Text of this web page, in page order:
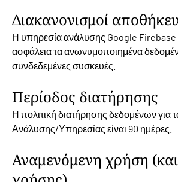
Διακανονισμοί
Η υπηρεσία ανάλυσης Google Firebase
ασφάλεια τα ανωνυμοποιημένα
συνδεδεμένες συσκευές.
Περίοδος διατήρησης
Η πολιτική διατήρησης δεδομένων για
Ανάλυσης/Υπηρεσίας είναι 90 ημέρες.
Αναμενόμενη χρήση